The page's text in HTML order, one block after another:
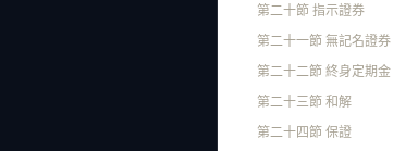
第二十節 指示證券
第二十一節 無記名證券
第二十二節 終身定期金
第二十三節 和解
第二十四節 保證